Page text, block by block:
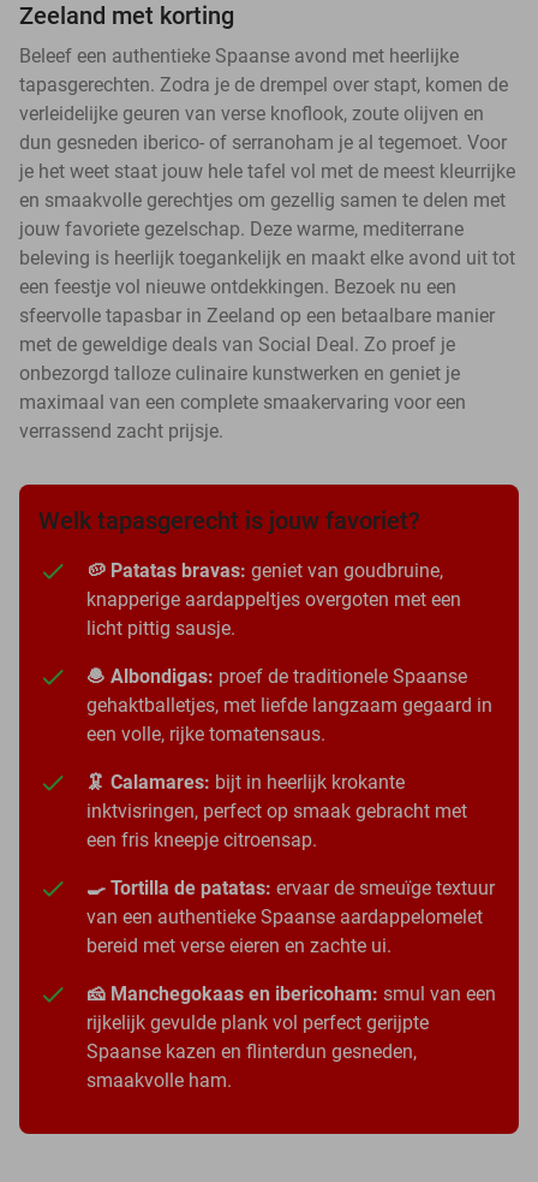
Zeeland met korting
Beleef een authentieke Spaanse avond met heerlijke
tapasgerechten. Zodra je de drempel over stapt, komen de
verleidelijke geuren van verse knoflook, zoute olijven en
dun gesneden iberico- of serranoham je al tegemoet. Voor
je het weet staat jouw hele tafel vol met de meest kleurrijke
en smaakvolle gerechtjes om gezellig samen te delen met
jouw favoriete gezelschap. Deze warme, mediterrane
beleving is heerlijk toegankelijk en maakt elke avond uit tot
een feestje vol nieuwe ontdekkingen. Bezoek nu een
sfeervolle tapasbar in Zeeland op een betaalbare manier
met de geweldige deals van Social Deal. Zo proef je
onbezorgd talloze culinaire kunstwerken en geniet je
maximaal van een complete smaakervaring voor een
verrassend zacht prijsje.
Welk tapasgerecht is jouw favoriet?
🥔 Patatas bravas: geniet van goudbruine,
knapperige aardappeltjes overgoten met een
licht pittig sausje.
🧆 Albondigas: proef de traditionele Spaanse
gehaktballetjes, met liefde langzaam gegaard in
een volle, rijke tomatensaus.
🦑 Calamares: bijt in heerlijk krokante
inktvisringen, perfect op smaak gebracht met
een fris kneepje citroensap.
🍳 Tortilla de patatas: ervaar de smeuïge textuur
van een authentieke Spaanse aardappelomelet
bereid met verse eieren en zachte ui.
🧀 Manchegokaas en ibericoham: smul van een
rijkelijk gevulde plank vol perfect gerijpte
Spaanse kazen en flinterdun gesneden,
smaakvolle ham.